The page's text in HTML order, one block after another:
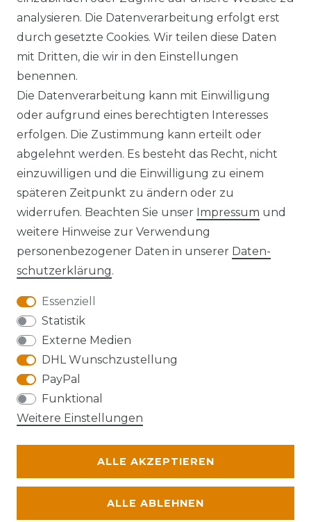
analysieren. Die Datenverarbeitung erfolgt erst
durch gesetzte Cookies. Wir teilen diese Daten
mit Dritten, die wir in den Einstellungen
benennen.
Die Datenverarbeitung kann mit Einwilligung
oder aufgrund eines berechtigten Interesses
erfolgen. Die Zustimmung kann erteilt oder
abgelehnt werden. Es besteht das Recht, nicht
einzuwilligen und die Einwilligung zu einem
späteren Zeitpunkt zu ändern oder zu
widerrufen. Beachten Sie unser Impressum und
weitere Hinweise zur Verwendung
personenbezogener Daten in unserer Daten­
schutz­erklärung.
Essenziell
Statistik
Externe Medien
DHL Wunschzustellung
PayPal
Funktional
Weitere Einstellungen
ALLE AKZEPTIEREN
ALLE ABLEHNEN
AGB Barrierefreiheitserklärung
Widerrufs­recht
VERTRAG WIDERRUFEN Kontakt
Die Karte kann aufgrund ihrer
Datenschutzeinstellungen nicht angezeigt
werden. Bitte akzeptieren Sie die Verwendung
von Google Maps, um die Karte zu verwenden.
© Abraxas 2026 | Alle Rechte vorbehalten.